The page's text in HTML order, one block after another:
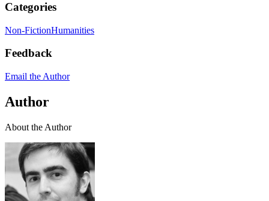
Categories
Non-FictionHumanities
Feedback
Email the Author
Author
About the Author